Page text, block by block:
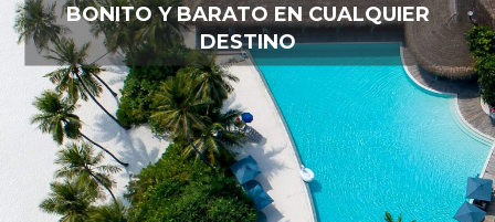
BONITO Y BARATO EN CUALQUIER
DESTINO